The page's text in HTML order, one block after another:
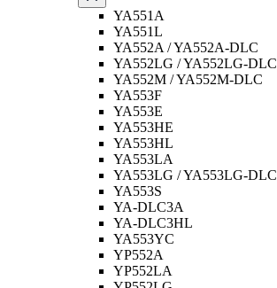
YA551A
YA551L
YA552A / YA552A-DLC
YA552LG / YA552LG-DLC
YA552M / YA552M-DLC
YA553F
YA553E
YA553HE
YA553HL
YA553LA
YA553LG / YA553LG-DLC
YA553S
YA-DLC3A
YA-DLC3HL
YA553YC
YP552A
YP552LA